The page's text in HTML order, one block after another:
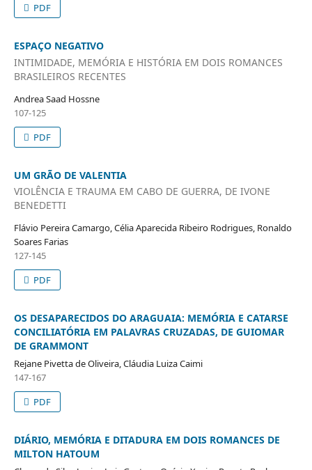
PDF
ESPAÇO NEGATIVO
INTIMIDADE, MEMÓRIA E HISTÓRIA EM DOIS ROMANCES
BRASILEIROS RECENTES
Andrea Saad Hossne
107-125
PDF
UM GRÃO DE VALENTIA
VIOLÊNCIA E TRAUMA EM CABO DE GUERRA, DE IVONE
BENEDETTI
Flávio Pereira Camargo, Célia Aparecida Ribeiro Rodrigues, Ronaldo
Soares Farias
127-145
PDF
OS DESAPARECIDOS DO ARAGUAIA: MEMÓRIA E CATARSE
CONCILIATÓRIA EM PALAVRAS CRUZADAS, DE GUIOMAR
DE GRAMMONT
Rejane Pivetta de Oliveira, Cláudia Luiza Caimi
147-167
PDF
DIÁRIO, MEMÓRIA E DITADURA EM DOIS ROMANCES DE
MILTON HATOUM